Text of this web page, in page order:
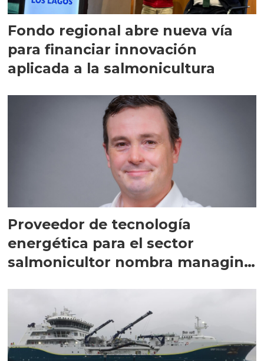
Fondo regional abre nueva vía
para financiar innovación
aplicada a la salmonicultura
Proveedor de tecnología
energética para el sector
salmonicultor nombra managing